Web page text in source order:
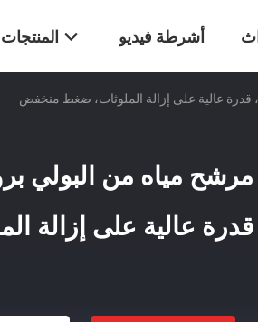
المنتجات أشرطة فيديو
قدرة عالية على إزالة الملوثات، ضغط منخفض
مرشح مياه من البولي
قدرة عالية على إزالة